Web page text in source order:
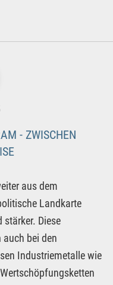
- ZWISCHEN
aus dem
Landkarte
Diese
bei den
Industriemetalle wie